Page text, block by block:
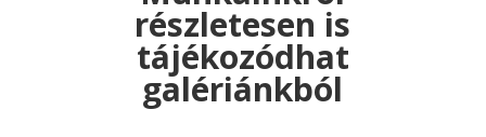
részletesen is
tájékozódhat
galériánkból